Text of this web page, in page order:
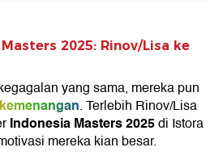
2025: Rinov/Lisa ke
yang sama, mereka pun
kemenangan. Terlebih Rinov/Lisa
Indonesia Masters 2025di Istora
mereka kian besar.